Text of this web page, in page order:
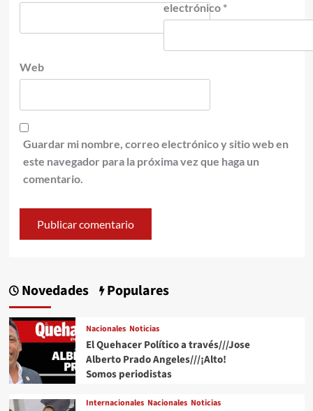
electrónico *
Web
Guardar mi nombre, correo electrónico y sitio web en
este navegador para la próxima vez que haga un
comentario.
Novedades Populares
Nacionales Noticias
El Quehacer Político a través///Jose
Alberto Prado Angeles///¡Alto!
Somos periodistas
Internacionales Nacionales Noticias